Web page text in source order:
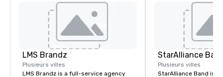
LMS Brandz
Plusieurs villes
LMS Brandz is a full-service agency
StarAlliance
Plusieurs villes
StarAlliance Band is